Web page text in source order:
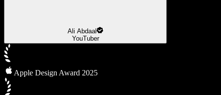
Ali Abdaal
YouTuber
Apple Design Award 2025